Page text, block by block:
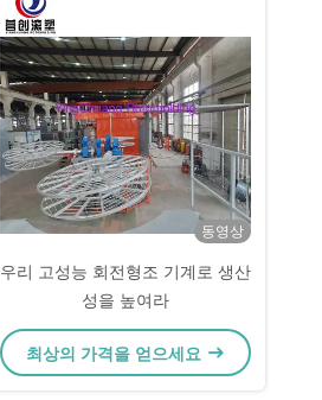
동영상
우리 고성능 회전형조 기계로 생산
성을 높여라
최상의 가격을 얻으세요